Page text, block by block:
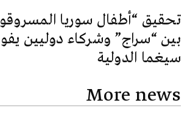
تحقيق “أطفال سوريا
بين “سراج” وشركاء دوليين
سيغما الدولية
More news